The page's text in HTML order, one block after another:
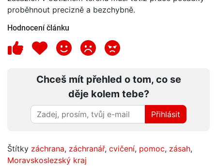
proběhnout precizně a bezchybně.
Hodnocení článku
Chceš mít přehled o tom, co se
děje kolem tebe?
Přihlásit
Štítky záchrana, záchranář, cvičení, pomoc, zásah,
Moravskoslezský kraj